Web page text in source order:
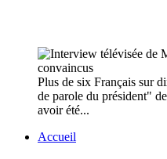
Plus de six Français sur
de parole du président"
avoir été...
Accueil